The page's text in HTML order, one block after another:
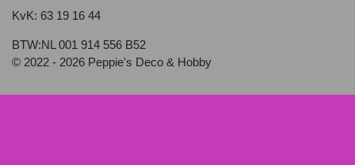
KvK: 63 19 16 44
BTW:NL 001 914 556 B52
© 2022 - 2026 Peppie's Deco & Hobby